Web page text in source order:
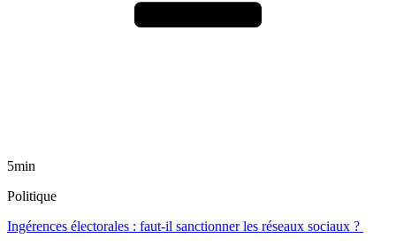
5min
Politique
Ingérences électorales : faut-il sanctionner les réseaux sociaux ?